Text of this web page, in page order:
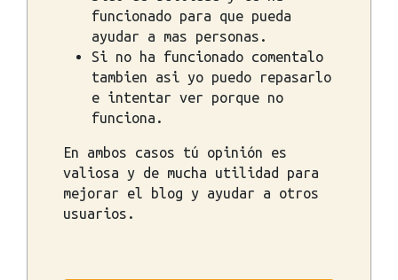
funcionado para que pueda
ayudar a mas personas.
Si no ha funcionado comentalo
tambien asi yo puedo repasarlo
e intentar ver porque no
funciona.
En ambos casos tú opinión es
valiosa y de mucha utilidad para
mejorar el blog y ayudar a otros
usuarios.